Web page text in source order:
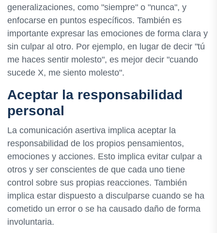
generalizaciones, como "siempre" o "nunca", y
enfocarse en puntos específicos. También es
importante expresar las emociones de forma clara y
sin culpar al otro. Por ejemplo, en lugar de decir "tú
me haces sentir molesto", es mejor decir "cuando
sucede X, me siento molesto".
Aceptar la responsabilidad
personal
La comunicación asertiva implica aceptar la
responsabilidad de los propios pensamientos,
emociones y acciones. Esto implica evitar culpar a
otros y ser conscientes de que cada uno tiene
control sobre sus propias reacciones. También
implica estar dispuesto a disculparse cuando se ha
cometido un error o se ha causado daño de forma
involuntaria.